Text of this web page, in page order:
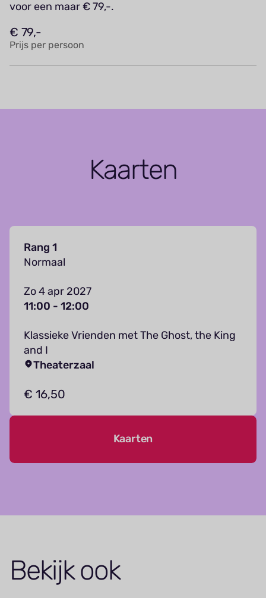
voor een maar € 79,-.
€ 79,-
Prijs per persoon
Kaarten
Rang 1
Normaal
Zo 4 apr 2027
11:00 - 12:00
Klassieke Vrienden met The Ghost, the King
and I
Theaterzaal
€ 16,50
Kaarten
Bekijk ook